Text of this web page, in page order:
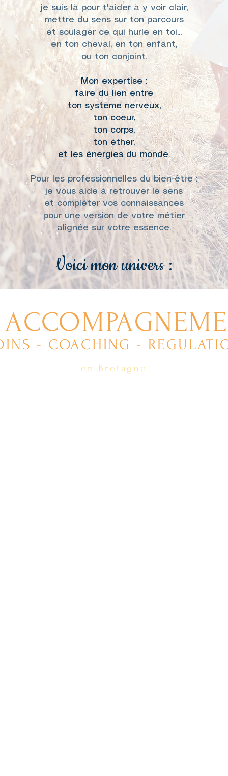
je suis là pour t'aider à y voir clair,
mettre du sens sur ton parcours
et soulager ce qui hurle en toi...
en ton cheval, en ton enfant,
ou ton conjoint.
Mon expertise :
faire du lien entre
ton système nerveux,
ton coeur,
ton corps,
ton éther,
et les énergies du monde.
Pour les professionnelles du bien-être :
je vous aide à retrouver le sens
et compléter vos connaissances
pour une version de votre métier
alignée sur votre essence.
Voici mon univers :
- COACHING -
en Bretagne